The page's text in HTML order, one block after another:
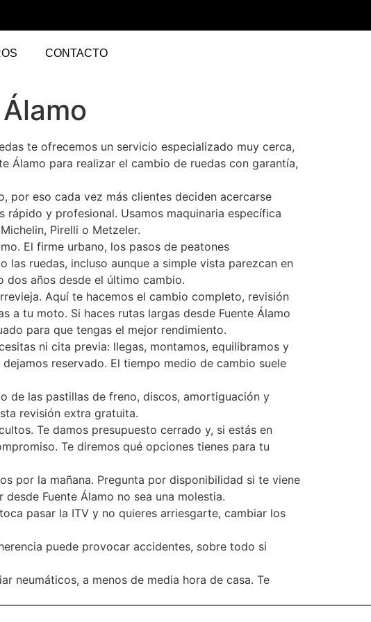
CONTACTO
te ofrecemos un servicio especializado muy cerca,
Álamo para realizar el cambio de ruedas con garantía,
por eso cada vez más clientes deciden acercarse
y profesional. Usamos maquinaria específica
Pirelli o Metzeler.
El firme urbano, los pasos de peatones
ruedas, incluso aunque a simple vista parezcan en
dos años desde el último cambio.
Aquí te hacemos el cambio completo, revisión
a tu moto. Si haces rutas largas desde Fuente Álamo
para que tengas el mejor rendimiento.
ni cita previa: llegas, montamos, equilibramos y
reservado. El tiempo medio de cambio suele
de las pastillas de freno, discos, amortiguación y
revisión extra gratuita.
Te damos presupuesto cerrado y, si estás en
Te diremos qué opciones tienes para tu
por la mañana. Pregunta por disponibilidad si te viene
Fuente Álamo no sea una molestia.
pasar la ITV y no quieres arriesgarte, cambiar los
puede provocar accidentes, sobre todo si
neumáticos, a menos de media hora de casa. Te